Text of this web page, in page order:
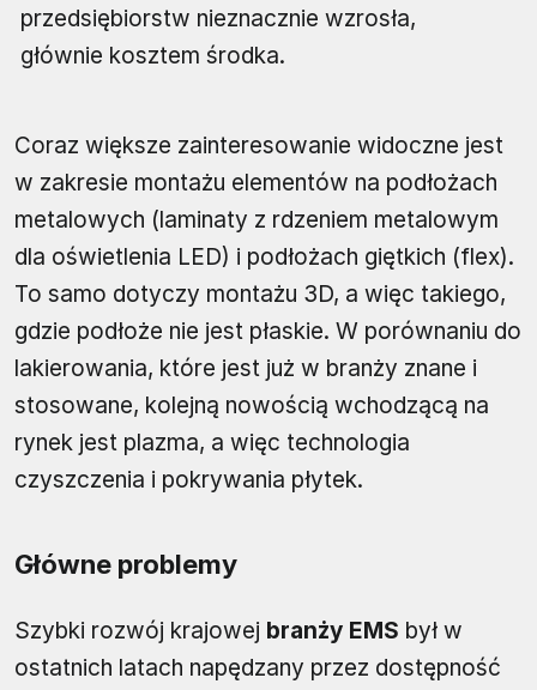
przedsiębiorstw nieznacznie wzrosła,
głównie kosztem środka.
Coraz większe zainteresowanie widoczne jest
w zakresie montażu elementów na podłożach
metalowych (laminaty z rdzeniem metalowym
dla oświetlenia LED) i podłożach giętkich (flex).
To samo dotyczy montażu 3D, a więc takiego,
gdzie podłoże nie jest płaskie. W porównaniu do
lakierowania, które jest już w branży znane i
stosowane, kolejną nowością wchodzącą na
rynek jest plazma, a więc technologia
czyszczenia i pokrywania płytek.
Główne problemy
Szybki rozwój krajowej branży EMS był w
ostatnich latach napędzany przez dostępność